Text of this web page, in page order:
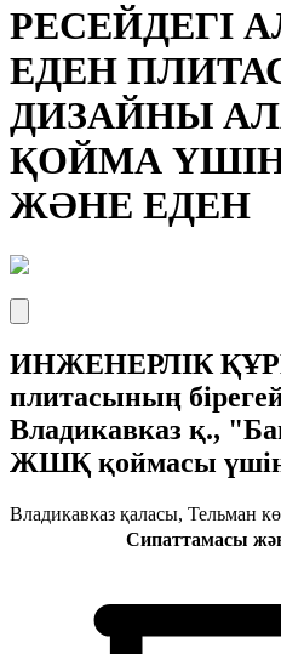
РЕСЕЙДЕГІ
ЕДЕН
ДИЗАЙНЫ
ҚОЙМА ҮШІН
ЖӘНЕ ЕДЕН
ИНЖЕНЕРЛІК
плитасының
Владикавказ қ.,
ЖШҚ қоймасы үшін
Владикавказ қаласы, Тельман
Сипаттамасы